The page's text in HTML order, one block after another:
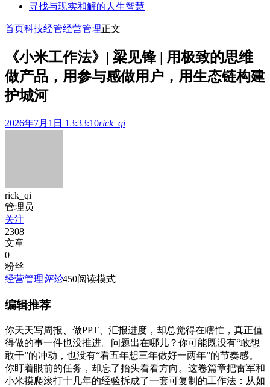
寻找与现实和解的人生智慧
首页科技经管经营管理正文
《小米工作法》| 梁见锋 | 用极致的思维
做产品，用参与感做用户，用生态链构建
护城河
2026年7月1日 13:33:10rick_qi
rick_qi
管理员
关注
2308
文章
0
粉丝
经营管理评论450阅读模式
编辑推荐
你天天写周报、做PPT、汇报进度，却总觉得在瞎忙，真正值
得做的事一件也没推进。问题出在哪儿？你可能既没有“敢想
敢干”的冲动，也没有“看五年想三年做好一两年”的节奏感。
你盯着眼前的任务，却忘了抬头看看方向。这卷篇章把雷军和
小米摸爬滚打十几年的经验拆成了一套可复制的工作法：从如